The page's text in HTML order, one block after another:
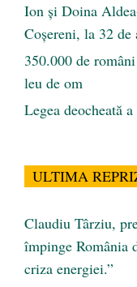
Ion și Doina
Coșereni, la 32
350.000 de
leu de om
Legea deocheată
ULTIMA
Claudiu Târziu,
împinge România
criza energiei.”